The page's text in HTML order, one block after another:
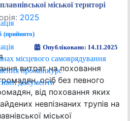
місцевого самоврядування
про конкурс
документи
міської територі
2025
(прийнято)
Опубліковано: 14.11.2025
витрат на поховання
осіб без певного
від поховання яких
невпізнаних трупів на
міської